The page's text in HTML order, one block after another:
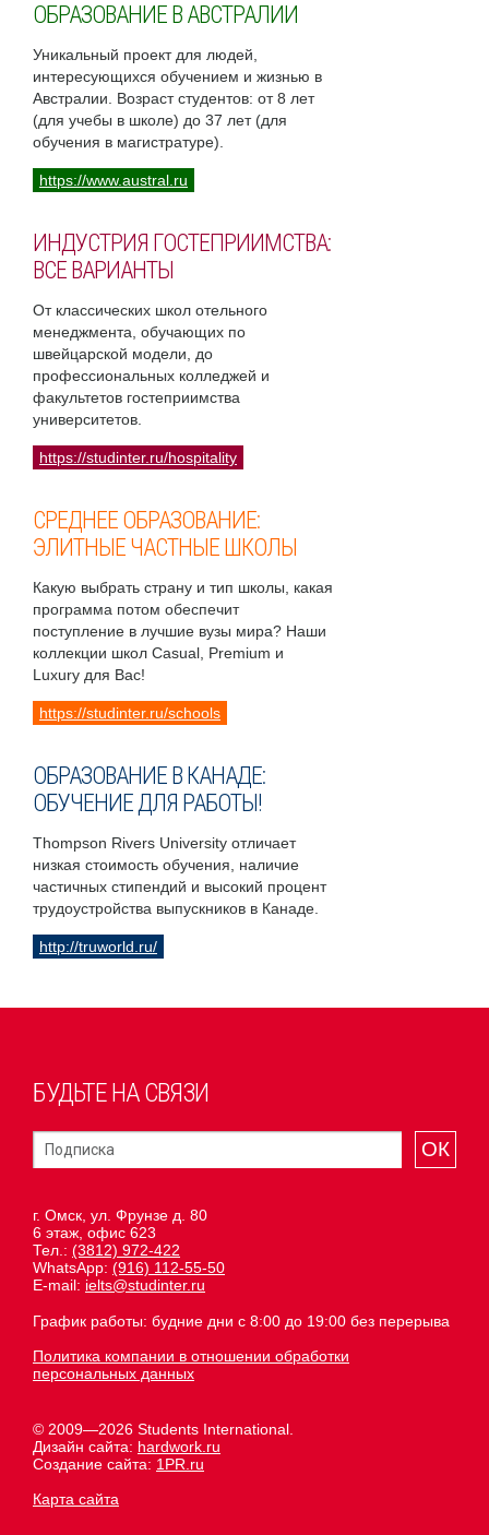
ОБРАЗОВАНИЕ В АВСТРАЛИИ
Уникальный проект для людей,
интересующихся обучением и жизнью в
Австралии. Возраст студентов: от 8 лет
(для учебы в школе) до 37 лет (для
обучения в магистратуре).
https://www.austral.ru
ИНДУСТРИЯ ГОСТЕПРИИМСТВА:
ВСЕ ВАРИАНТЫ
От классических школ отельного
менеджмента, обучающих по
швейцарской модели, до
профессиональных колледжей и
факультетов гостеприимства
университетов.
https://studinter.ru/hospitality
СРЕДНЕЕ ОБРАЗОВАНИЕ:
ЭЛИТНЫЕ ЧАСТНЫЕ ШКОЛЫ
Какую выбрать страну и тип школы, какая
программа потом обеспечит
поступление в лучшие вузы мира? Наши
коллекции школ Casual, Premium и
Luxury для Вас!
https://studinter.ru/schools
ОБРАЗОВАНИЕ В КАНАДЕ:
ОБУЧЕНИЕ ДЛЯ РАБОТЫ!
Thompson Rivers University отличает
низкая стоимость обучения, наличие
частичных стипендий и высокий процент
трудоустройства выпускников в Канаде.
http://truworld.ru/
БУДЬТЕ НА СВЯЗИ
ОК
г. Омск, ул. Фрунзе д. 80
6 этаж, офис 623
Тел.: (3812) 972-422
WhatsApp: (916) 112-55-50
E-mail: ielts@studinter.ru
График работы: будние дни с 8:00 до 19:00 без перерыва
Политика компании в отношении обработки
персональных данных
© 2009—2026 Students International.
Дизайн сайта: hardwork.ru
Создание сайта: 1PR.ru
Карта сайта